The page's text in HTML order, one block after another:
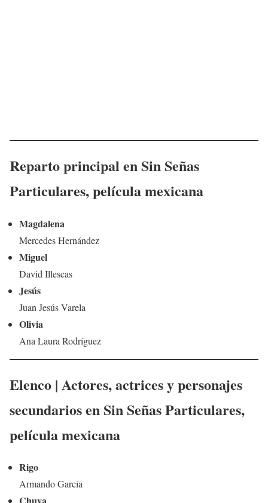
Reparto principal enSin Señas
Particulares,película mexicana
Magdalena
Mercedes Hernández
Miguel
David Illescas
Jesús
Juan Jesús Varela
Olivia
Ana Laura Rodríguez
Elenco | Actores, actrices y personajes
secundarios enSin Señas Particulares,
películamexicana
Rigo
Armando García